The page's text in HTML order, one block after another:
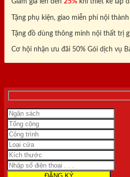
Tặng phụ kiện, giao miễn phí nội
Tặng đồ dùng thông minh nội thất trị
Cơ hội nhận ưu đãi 50% Gói dịch vụ